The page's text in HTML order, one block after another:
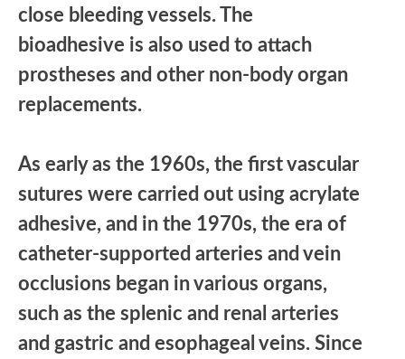
close bleeding vessels. The
bioadhesive is also used to attach
prostheses and other non-body organ
replacements.
As early as the 1960s, the first vascular
sutures were carried out using acrylate
adhesive, and in the 1970s, the era of
catheter-supported arteries and vein
occlusions began in various organs,
such as the splenic and renal arteries
and gastric and esophageal veins. Since